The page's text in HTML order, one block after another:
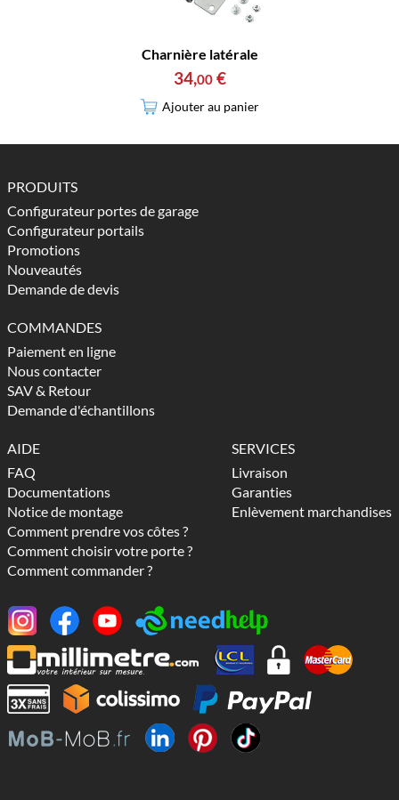
Charnière latérale
34,00 €
Ajouter au panier
PRODUITS
Configurateur portes de garage
Configurateur portails
Promotions
Nouveautés
Demande de devis
COMMANDES
Paiement en ligne
Nous contacter
SAV & Retour
Demande d'échantillons
AIDE
FAQ
Documentations
Notice de montage
Comment prendre vos côtes ?
Comment choisir votre porte ?
Comment commander ?
SERVICES
Livraison
Garanties
Enlèvement marchandises